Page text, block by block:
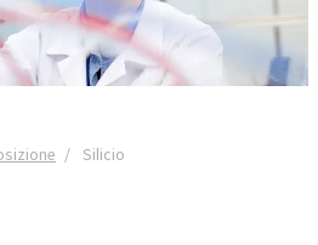
Silicio